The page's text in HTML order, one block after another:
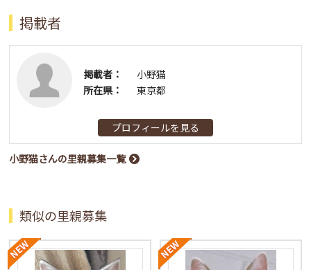
掲載者
掲載者：
小野猫
所在県：
東京都
プロフィールを見る
小野猫さんの里親募集一覧
類似の里親募集